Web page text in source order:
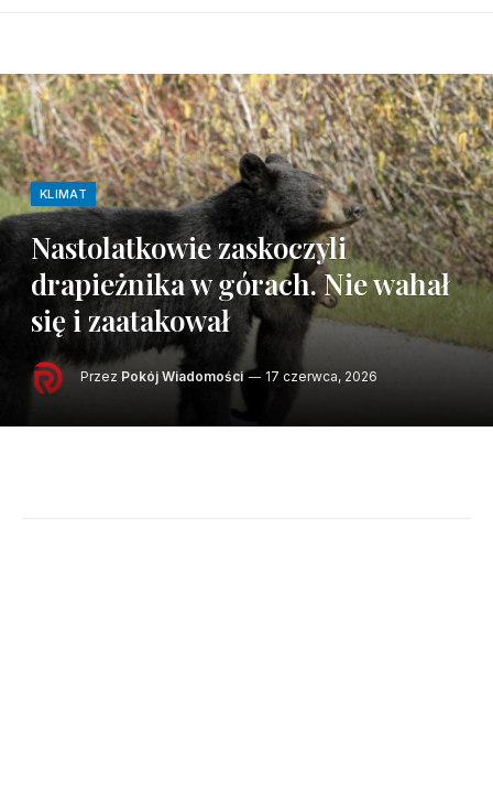
KLIMAT
Nastolatkowie zaskoczyli
drapieżnika w górach. Nie wahał
się i zaatakował
Przez Pokój Wiadomości 17 czerwca, 2026